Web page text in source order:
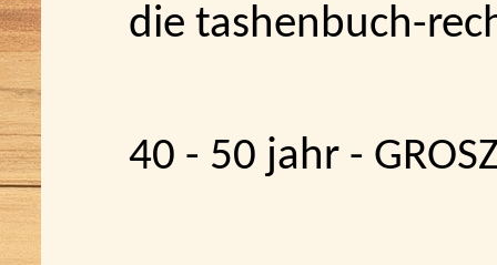
die tashenbuch-
40 - 50 jahr -